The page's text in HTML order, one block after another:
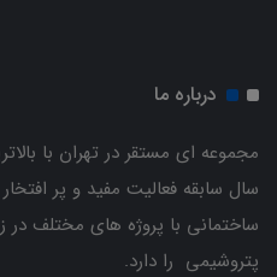
درباره ما
سال سابقه فعالیت مفید و پر
ساختمانی با پروژه های مختلف در
پتروشیمی را دارد.